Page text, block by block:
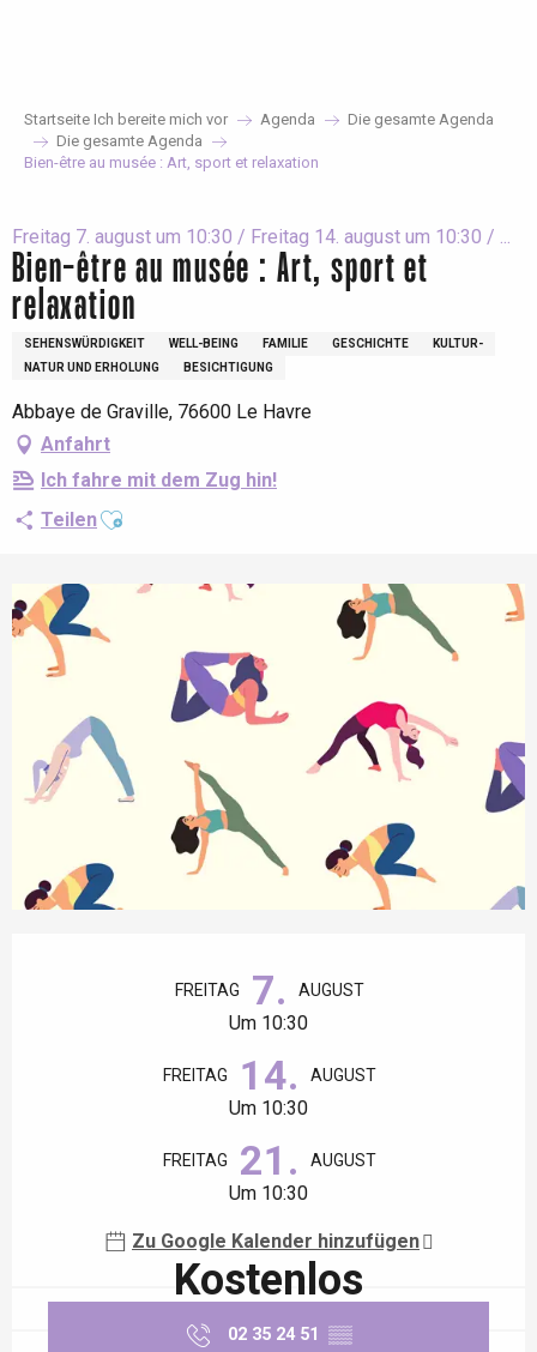
Startseite Ich bereite mich vor Agenda
Die gesamte Agenda
Die gesamte Agenda
Bien-être au musée : Art, sport et relaxation
Freitag 7. august um 10:30 / Freitag 14. august um 10:30 / ...
Bien-être au musée : Art, sport et
relaxation
SEHENSWÜRDIGKEIT WELL-BEING FAMILIE GESCHICHTE
KULTUR-
NATUR UND ERHOLUNG
BESICHTIGUNG
Abbaye de Graville, 76600 Le Havre
Anfahrt
Ich fahre mit dem Zug hin!
TeilenAjouter aux favoris
FREITAG 7. AUGUST
Um 10:30
FREITAG 14. AUGUST
Um 10:30
FREITAG 21. AUGUST
Um 10:30
Zu Google Kalender hinzufügen
Kostenlos
02 35 24 51 ▒▒